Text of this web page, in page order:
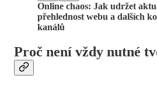
Online chaos: Jak udržet
přehlednost webu a dalších
kanálů
Proč není vždy nutné